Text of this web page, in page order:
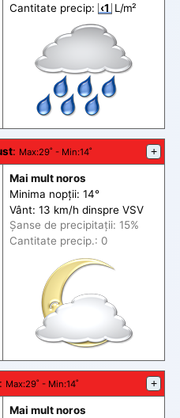
Cantitate precip: ‹1 L/m²
: Max:29˚ - Min:14˚ +
Mai mult noros
Minima nopții: 14°
Vânt: 13 km/h dinspre VSV
Șanse de precipitații: 15%
Cantitate precip.: 0
: Max:29˚ - Min:14˚ +
Mai mult noros